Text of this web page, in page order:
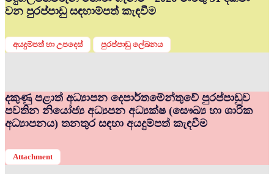
වන පුරප්පාඩු සඳහාම්පත් කැඳවීම
අයදුම්පත් හා උපදෙස් පුරප්පාඩු ලේඛනය
දකුණු පළාත් අධ්‍යාපන දෙපාර්තමේන්තුවේ පුරප්පාඩුව
පවතින නියෝජ්‍ය අධ්‍යපන අධ්‍යක්ෂ (සෞඛ්‍ය හා ශාරික
අධ්‍යාපනය) තනතුර සඳහා අයදුම්පත් කැඳවීම
Attachment